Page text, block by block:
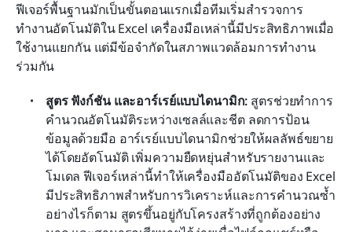
ฟีเจอร์พื้นฐานมักเป็นขั้นตอนแรกเมื่อทีมเริ่มสำรวจการ
ทำงานอัตโนมัติใน Excel เครื่องมือเหล่านี้มีประสิทธิภาพเมื่อ
ใช้งานแยกกัน แต่มีข้อจำกัดในสภาพแวดล้อมการทำงาน
ร่วมกัน
สูตร ฟังก์ชัน และอาร์เรย์แบบไดนามิก: สูตรช่วยทำการ
คำนวณอัตโนมัติระหว่างเซลล์และชีต ลดการป้อน
ข้อมูลด้วยมือ อาร์เรย์แบบไดนามิกช่วยให้ผลลัพธ์ขยาย
ได้โดยอัตโนมัติ เพิ่มความยืดหยุ่นสำหรับรายงานและ
โมเดล ฟีเจอร์เหล่านี้ทำให้เครื่องมืออัตโนมัติของ Excel
มีประสิทธิภาพสำหรับการวิเคราะห์และการคำนวณซ้ำ
อย่างไรก็ตาม สูตรขึ้นอยู่กับโครงสร้างที่ถูกต้องอย่าง